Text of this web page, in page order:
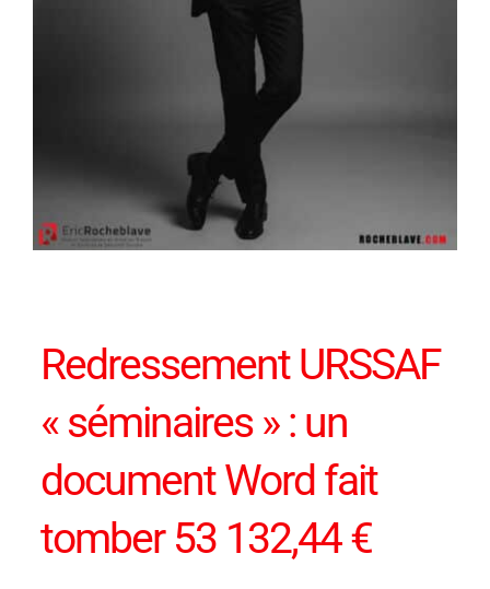
Redressement URSSAF
« séminaires » : un
document Word fait
tomber 53 132,44 €